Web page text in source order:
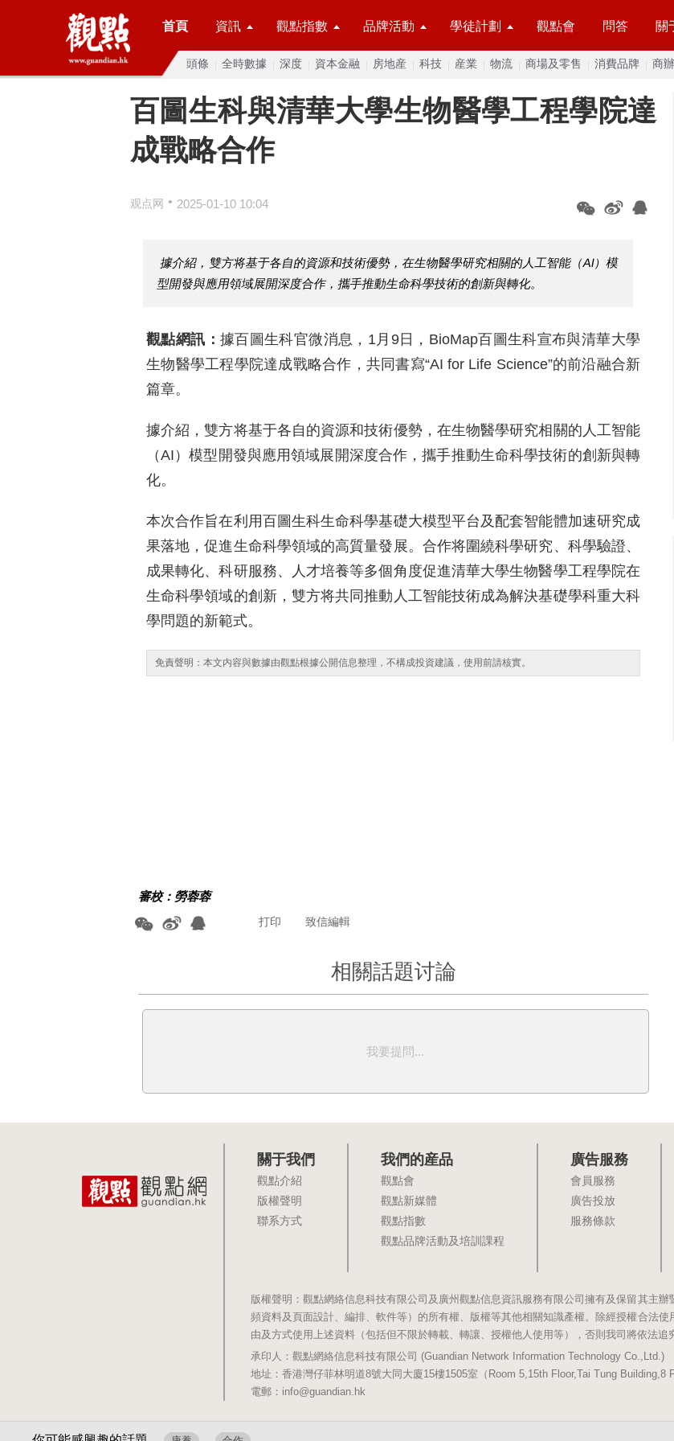
首頁 資訊 觀點指數 品牌活動 學徒計劃 觀點會 問答 關
頭條 全時數據 深度 資本金融 房地産 科技 産業 物流 商場及零售 消費品牌 商
百圖生科與清華大學生物醫學工程學院達
成戰略合作
观点网 • 2025-01-10 10:04
據介紹，雙方将基于各自的資源和技術優勢，在生物醫學研究相關的人工智能（AI）模
型開發與應用領域展開深度合作，攜手推動生命科學技術的創新與轉化。
觀點網訊： 據百圖生科官微消息，1月9日，BioMap百圖生科宣布與清華大學
生物醫學工程學院達成戰略合作，共同書寫“AI for Life Science”的前沿融合新
篇章。
據介紹，雙方将基于各自的資源和技術優勢，在生物醫學研究相關的人工智能
（AI）模型開發與應用領域展開深度合作，攜手推動生命科學技術的創新與轉
化。
本次合作旨在利用百圖生科生命科學基礎大模型平台及配套智能體加速研究成
果落地，促進生命科學領域的高質量發展。合作将圍繞科學研究、科學驗證、
成果轉化、科研服務、人才培養等多個角度促進清華大學生物醫學工程學院在
生命科學領域的創新，雙方将共同推動人工智能技術成為解決基礎學科重大科
學問題的新範式。
免責聲明：本文内容與數據由觀點根據公開信息整理，不構成投資建議，使用前請核實。
審校：勞蓉蓉
致信編輯
打印
相關話題讨論
我要提問...
關于我們
觀點介紹
版權聲明
聯系方式
我們的産品
觀點會
觀點新媒體
觀點指數
觀點品牌活動及培訓課程
廣告服務
會員服務
廣告投放
服務條款
版權聲明：觀點網絡信息科技有限公司及廣州觀點信息資訊服務有限公司擁有及保留其主
頻資料及頁面設計、編排、軟件等）的所有權、版權等其他相關知識產權。除經授權合法
由及方式使用上述資料（包括但不限於轉載、轉讓、授權他人使用等），否則我司將依法追
承印人：觀點網絡信息科技有限公司 (Guandian Network Information Technology Co.,Ltd.)
地址：香港灣仔菲林明道8號大同大廈15樓1505室（Room 5,15th Floor,Tai Tung Building,8
電郵：info@guandian.hk